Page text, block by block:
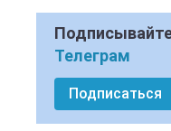
Телеграм
Подписаться